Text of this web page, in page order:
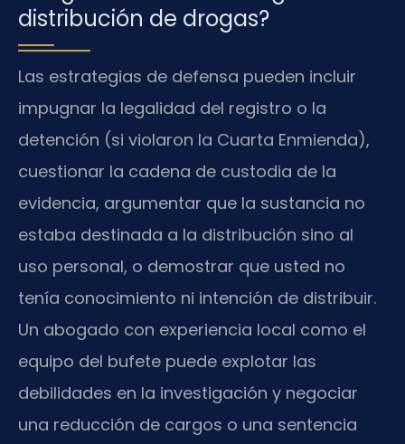
distribución de drogas?
Las estrategias de defensa pueden incluir
impugnar la legalidad del registro o la
detención (si violaron la Cuarta Enmienda),
cuestionar la cadena de custodia de la
evidencia, argumentar que la sustancia no
estaba destinada a la distribución sino al
uso personal, o demostrar que usted no
tenía conocimiento ni intención de distribuir.
Un abogado con experiencia local como el
equipo del bufete puede explotar las
debilidades en la investigación y negociar
una reducción de cargos o una sentencia